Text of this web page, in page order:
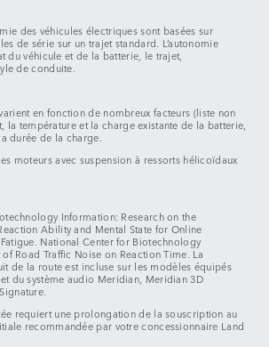
des véhicules électriques sont basées sur
de série sur un trajet standard. L’autonomie
du véhicule et de la batterie, le trajet,
de conduite.
en fonction de nombreux facteurs (liste non
la température et la charge existante de la batterie,
durée de la charge.
moteurs avec suspension à ressorts hélicoïdaux
Information: Research on the
Ability and Mental State for Online
National Center for Biotechnology
Road Traffic Noise on Reaction Time. La
de la route est incluse sur les modèles équipés
du système audio Meridian, Meridian 3D
requiert une prolongation de la souscription au
recommandée par votre concessionnaire Land